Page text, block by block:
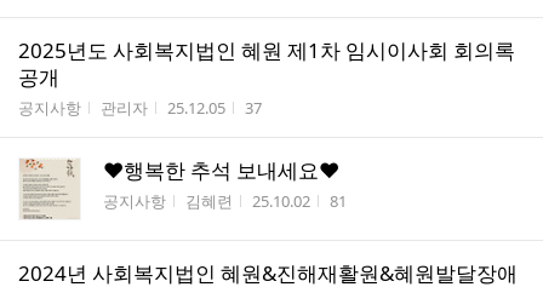
2025년도 사회복지법인 혜원 제1차 임시이사회 회의록
공개
게시판명
공지사항 작성자
관리자 작성시간
25.12.05 조회수
37
♥행복한 추석 보내세요♥
게시판명
공지사항 작성자
김혜련 작성시간
25.10.02 조회수
81
2024년 사회복지법인 혜원&진해재활원&혜원발달장애